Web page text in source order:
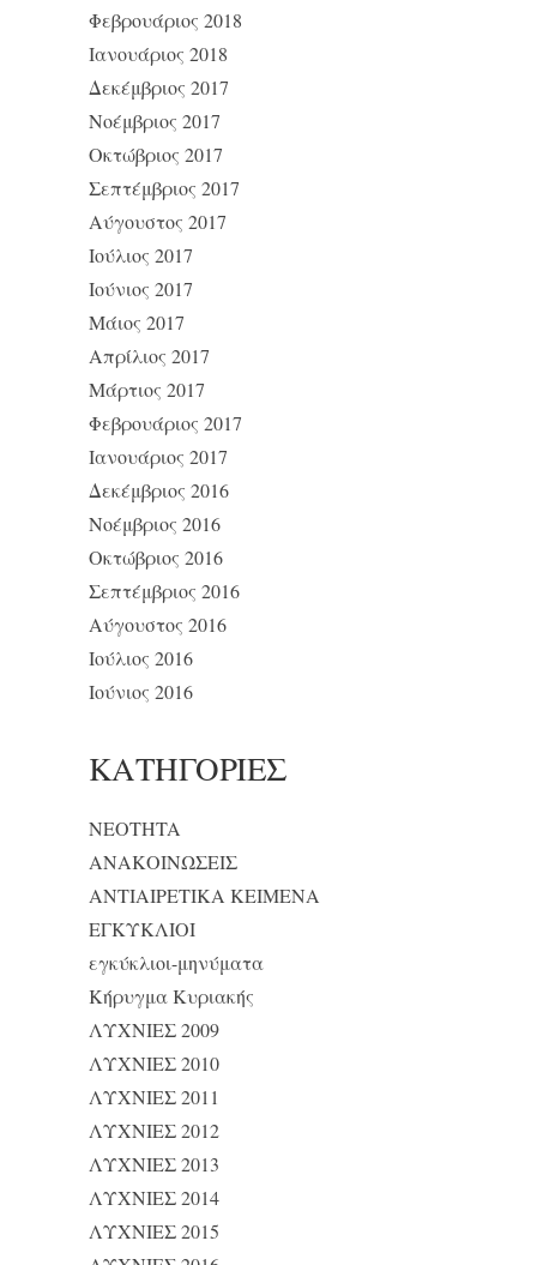
Φεβρουάριος 2018
Ιανουάριος 2018
Δεκέμβριος 2017
Νοέμβριος 2017
Οκτώβριος 2017
Σεπτέμβριος 2017
Αύγουστος 2017
Ιούλιος 2017
Ιούνιος 2017
Μάιος 2017
Απρίλιος 2017
Μάρτιος 2017
Φεβρουάριος 2017
Ιανουάριος 2017
Δεκέμβριος 2016
Νοέμβριος 2016
Οκτώβριος 2016
Σεπτέμβριος 2016
Αύγουστος 2016
Ιούλιος 2016
Ιούνιος 2016
KΑΤΗΓΟΡΊΕΣ
NEOTHTA
ΑΝΑΚΟΙΝΩΣΕΙΣ
ΑΝΤΙΑΙΡΕΤΙΚΑ ΚΕΙΜΕΝΑ
ΕΓΚΥΚΛΙΟΙ
εγκύκλιοι-μηνύματα
Κήρυγμα Κυριακής
ΛΥΧΝΙΕΣ 2009
ΛΥΧΝΙΕΣ 2010
ΛΥΧΝΙΕΣ 2011
ΛΥΧΝΙΕΣ 2012
ΛΥΧΝΙΕΣ 2013
ΛΥΧΝΙΕΣ 2014
ΛΥΧΝΙΕΣ 2015